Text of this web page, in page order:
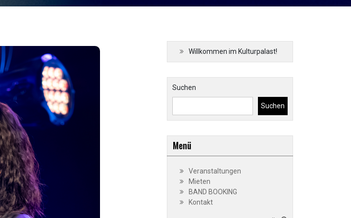
Willkommen im Kulturpalast!
Suchen
Suchen
Menü
Veranstaltungen
Mieten
BAND BOOKING
Kontakt